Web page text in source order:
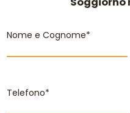
Nome e Cognome*
Telefono*